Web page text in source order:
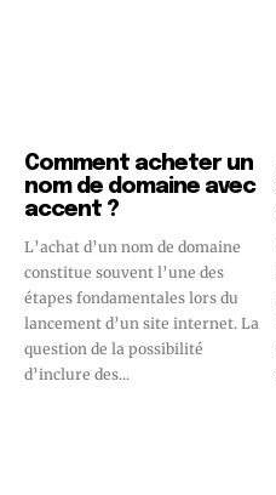
Comment acheter un
nom de domaine avec
accent ?
L’achat d’un nom de domaine
constitue souvent l’une des
étapes fondamentales lors du
lancement d’un site internet. La
question de la possibilité
d’inclure des...